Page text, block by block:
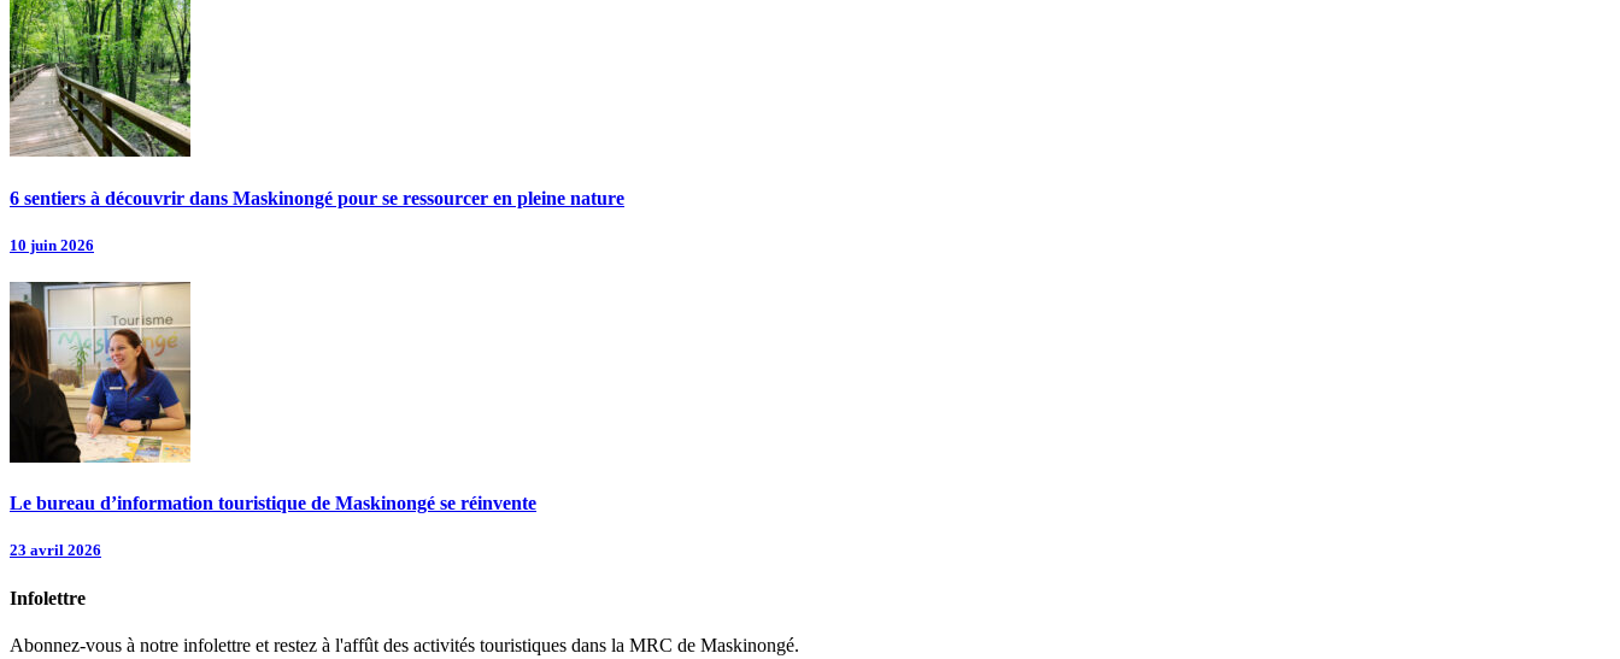
6 sentiers à découvrir dans Maskinongé pour se ressourcer en pleine nature
10 juin 2026
Le bureau d’information touristique de Maskinongé se réinvente
23 avril 2026
Infolettre
Abonnez-vous à notre infolettre et restez à l'affût des activités touristiques dans la MRC de Maskinongé.